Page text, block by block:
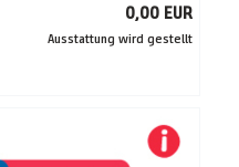
0,00 EUR
Ausstattung wird gestellt